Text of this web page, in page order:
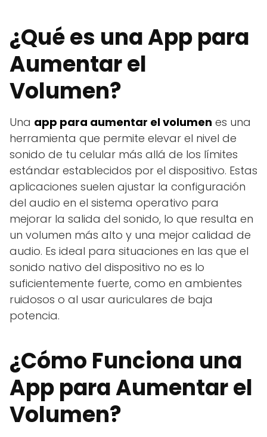
¿Qué es una App para
Aumentar el
Volumen?
Una app para aumentar el volumen es una
herramienta que permite elevar el nivel de
sonido de tu celular más allá de los límites
estándar establecidos por el dispositivo. Estas
aplicaciones suelen ajustar la configuración
del audio en el sistema operativo para
mejorar la salida del sonido, lo que resulta en
un volumen más alto y una mejor calidad de
audio. Es ideal para situaciones en las que el
sonido nativo del dispositivo no es lo
suficientemente fuerte, como en ambientes
ruidosos o al usar auriculares de baja
potencia.
¿Cómo Funciona una
App para Aumentar el
Volumen?